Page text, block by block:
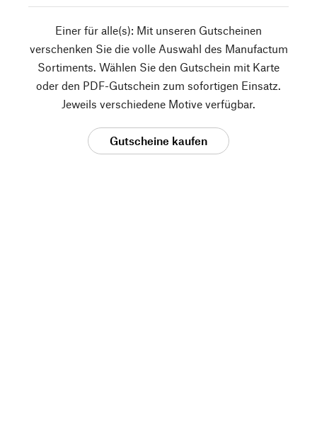
Einer für alle(s): Mit unseren Gutscheinen
verschenken Sie die volle Auswahl des Manufactum
Sortiments. Wählen Sie den Gutschein mit Karte
oder den PDF-Gutschein zum sofortigen Einsatz.
Jeweils verschiedene Motive verfügbar.
Gutscheine kaufen